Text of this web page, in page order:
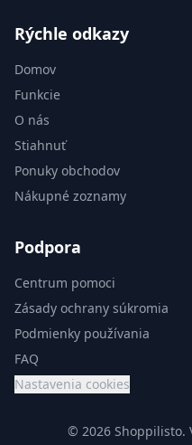
Rýchle odkazy
Domov
Funkcie
O nás
Stiahnuť
Ponuky obchodov
Nákupné zoznamy
Podpora
Centrum pomoci
Zásady ochrany súkromia
Podmienky používania
FAQ
Nastavenia cookies
© 2026 Shoppilisto.